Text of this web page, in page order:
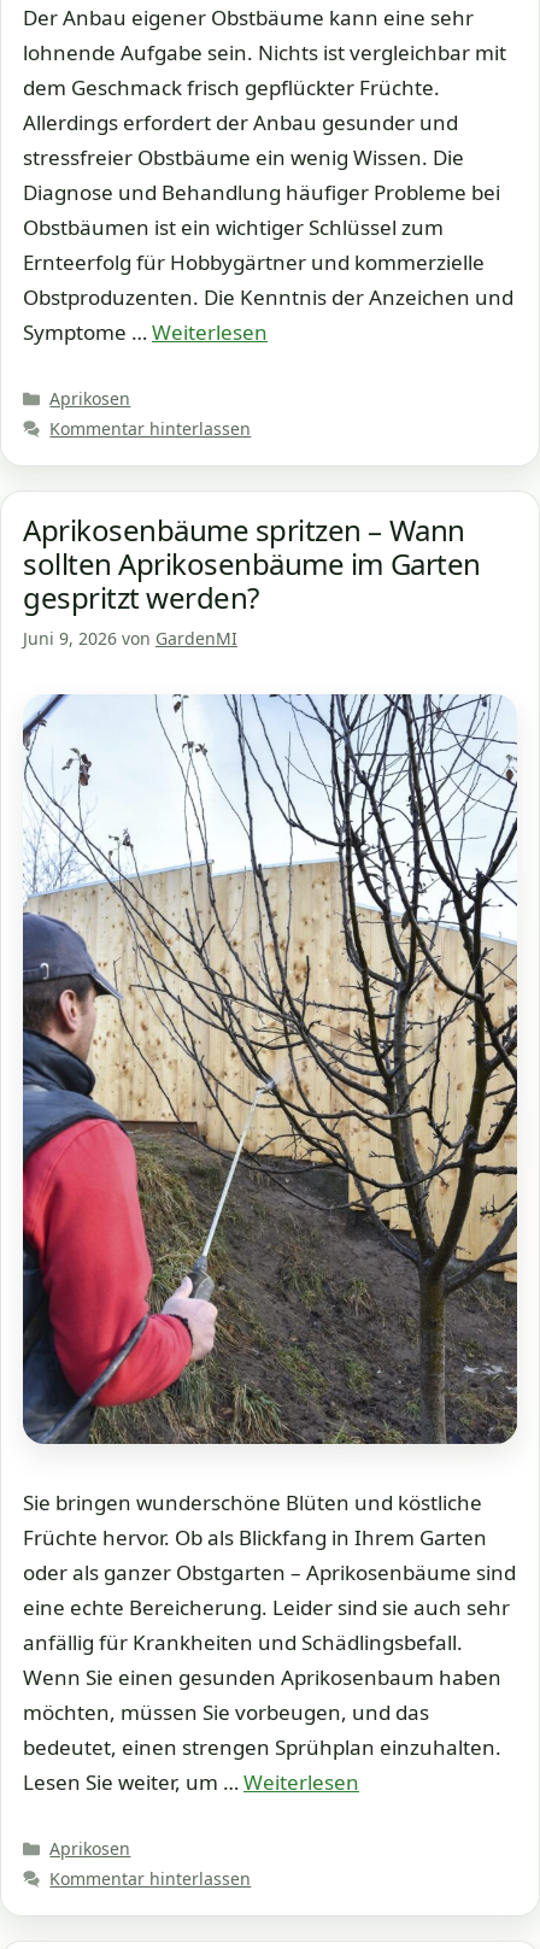
Der Anbau eigener Obstbäume kann eine sehr
lohnende Aufgabe sein. Nichts ist vergleichbar mit
dem Geschmack frisch gepflückter Früchte.
Allerdings erfordert der Anbau gesunder und
stressfreier Obstbäume ein wenig Wissen. Die
Diagnose und Behandlung häufiger Probleme bei
Obstbäumen ist ein wichtiger Schlüssel zum
Ernteerfolg für Hobbygärtner und kommerzielle
Obstproduzenten. Die Kenntnis der Anzeichen und
Symptome …Weiterlesen
Kategorien
Aprikosen
Kommentar hinterlassen
Aprikosenbäume spritzen – Wann
sollten Aprikosenbäume im Garten
gespritzt werden?
Juni 9, 2026 von GardenMI
Sie bringen wunderschöne Blüten und köstliche
Früchte hervor. Ob als Blickfang in Ihrem Garten
oder als ganzer Obstgarten – Aprikosenbäume sind
eine echte Bereicherung. Leider sind sie auch sehr
anfällig für Krankheiten und Schädlingsbefall.
Wenn Sie einen gesunden Aprikosenbaum haben
möchten, müssen Sie vorbeugen, und das
bedeutet, einen strengen Sprühplan einzuhalten.
Lesen Sie weiter, um …Weiterlesen
Kategorien
Aprikosen
Kommentar hinterlassen